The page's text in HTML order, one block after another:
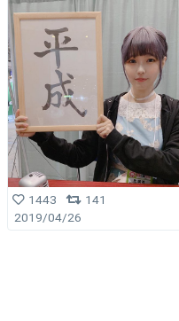
1443
141
2019/04/26